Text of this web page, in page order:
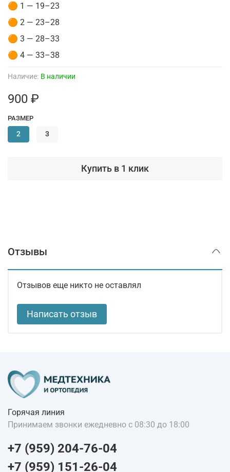
Наличие: В наличии
900 ₽
Купить в 1 клик
РАЗМЕР
2 3
🟠 1 — 19–23
🟠 2 — 23–28
🟠 3 — 28–33
🟠 4 — 33–38
Отзывы
Отзывов еще никто не оставлял
Написать отзыв
Горячая линия
Принимаем звонки ежедневно с 08:30 до 18:00
+7 (959) 204-76-04
+7 (959) 151-26-04